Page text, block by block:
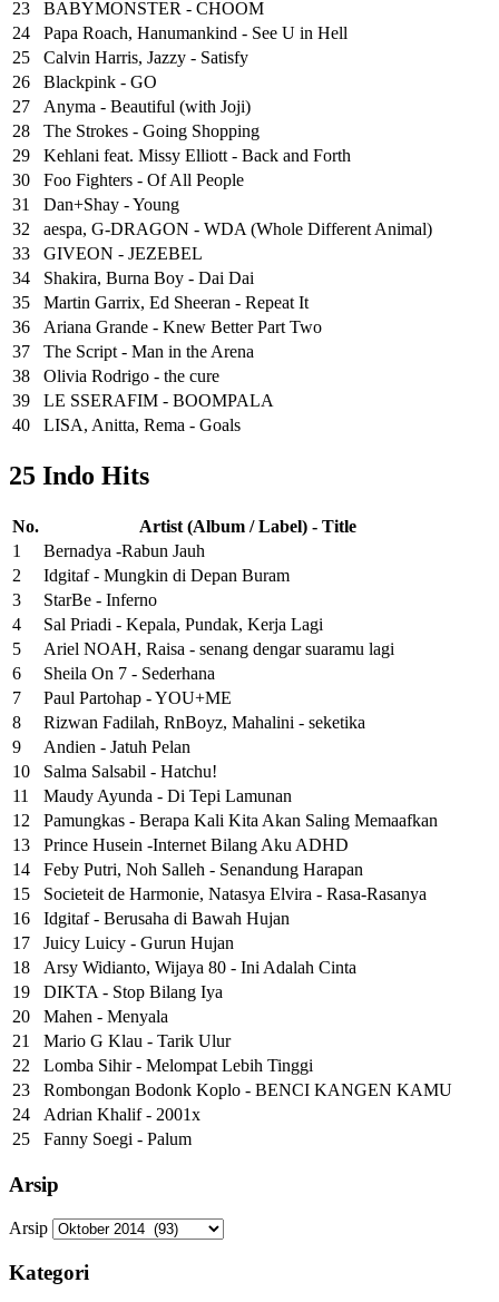
23
BABYMONSTER - CHOOM
24
Papa Roach, Hanumankind - See U in Hell
25
⁠Calvin Harris, Jazzy - Satisfy
26
Blackpink - GO
27
Anyma - Beautiful (with Joji)
28
The Strokes - Going Shopping
29
Kehlani feat. Missy Elliott - Back and Forth
30
Foo Fighters - Of All People
31
Dan+Shay - Young
32
aespa, G-DRAGON - WDA (Whole Different Animal)
33
GIVEON - JEZEBEL
34
Shakira, Burna Boy - Dai Dai
35
Martin Garrix, Ed Sheeran - Repeat It
36
Ariana Grande - Knew Better Part Two
37
The Script - Man in the Arena
38
Olivia Rodrigo - the cure
39
LE SSERAFIM - BOOMPALA
40
LISA, Anitta, Rema - Goals
25 Indo Hits
No.
Artist (Album / Label) - Title
1
Bernadya -Rabun Jauh
2
Idgitaf - Mungkin di Depan Buram
3
StarBe - Inferno
4
Sal Priadi - Kepala, Pundak, Kerja Lagi
5
Ariel NOAH, Raisa - senang dengar suaramu lagi
6
Sheila On 7 - Sederhana
7
Paul Partohap - YOU+ME
8
Rizwan Fadilah, RnBoyz, Mahalini - seketika
9
Andien - Jatuh Pelan
10
Salma Salsabil - Hatchu!
11
Maudy Ayunda - Di Tepi Lamunan
12
Pamungkas - Berapa Kali Kita Akan Saling Memaafkan
13
Prince Husein -Internet Bilang Aku ADHD
14
Feby Putri, Noh Salleh - Senandung Harapan
15
Societeit de Harmonie, Natasya Elvira - Rasa-Rasanya
16
Idgitaf - Berusaha di Bawah Hujan
17
Juicy Luicy - Gurun Hujan
18
Arsy Widianto, Wijaya 80 - Ini Adalah Cinta
19
DIKTA - Stop Bilang Iya
20
Mahen - Menyala
21
Mario G Klau - Tarik Ulur
22
Lomba Sihir - Melompat Lebih Tinggi
23
Rombongan Bodonk Koplo - BENCI KANGEN KAMU
24
Adrian Khalif - 2001x
25
Fanny Soegi - Palum
Arsip
Arsip
Kategori